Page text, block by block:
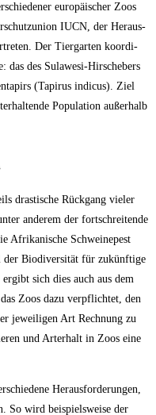
euro­päi­scher Zoos
IUCN, der Her­aus­
Der Tier­gar­ten koor­di­
des Sula­we­si-Hirsch­ebers
(Tapi­rus indi­cus). Ziel
Popu­la­ti­on außer­halb
dras­ti­sche Rück­gang vie­ler
ande­rem der fort­schrei­ten­de
Afri­ka­ni­sche Schwei­ne­pest
der Bio­di­ver­si­tät für zukünf­ti­ge
sich dies auch aus dem
Zoos dazu ver­pflich­tet, den
jewei­li­gen Art Rech­nung zu
und Art­erhalt in Zoos eine
Her­aus­for­de­run­gen,
So wird bei­spiels­wei­se der